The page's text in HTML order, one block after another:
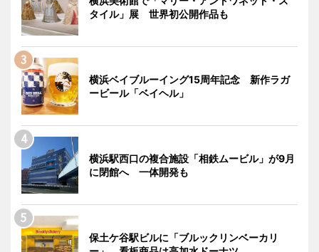
タイル」展 世界初公開作品も
横浜ベイブルーイング15周年記念 新作ラガ
ービール「ベイヘル」
横浜駅西口の複合施設「相鉄ムービル」が9月
に閉館へ 一体開発も
保土ケ谷駅ビルに「ブルックリンベーカリ